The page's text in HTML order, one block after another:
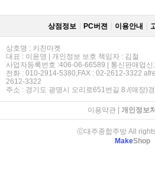
상점정보 PC버젼 이용안내
상호명 : 키친마켓
대표 : 이윤영 | 개인정보 보호 책임자 : 김철
사업자등록번호 :406-06-66589 | 통신판매업
전화 : 010-2914-5380,FAX : 02-2612-3322
2612-3322
주소 : 경기도 광명시 오리로651번길 8 /(매장)
이용약관| 개인정보
ⓒ대주종합주방 All
MakeShop